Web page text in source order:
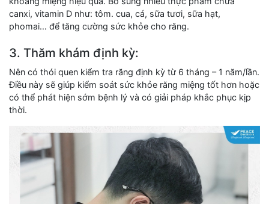
canxi, vitamin D như: tôm. cua, cá, sữa tươi, sữa hạt,
phomai… để tăng cường sức khỏe cho răng.
3. Thăm khám định kỳ:
Nên có thói quen kiểm tra răng định kỳ từ 6 tháng – 1 năm/lần.
Điều này sẽ giúp kiểm soát sức khỏe răng miệng tốt hơn hoặc
có thể phát hiện sớm bệnh lý và có giải pháp khắc phục kịp
thời.